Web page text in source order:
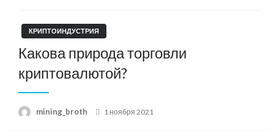
КРИПТОИНДУСТРИЯ
Какова природа торговли
криптовалютой?
mining_broth
Posted
1 ноября 2021